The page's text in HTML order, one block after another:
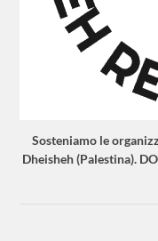
Sosteniamo le
Dheisheh (Palestina).